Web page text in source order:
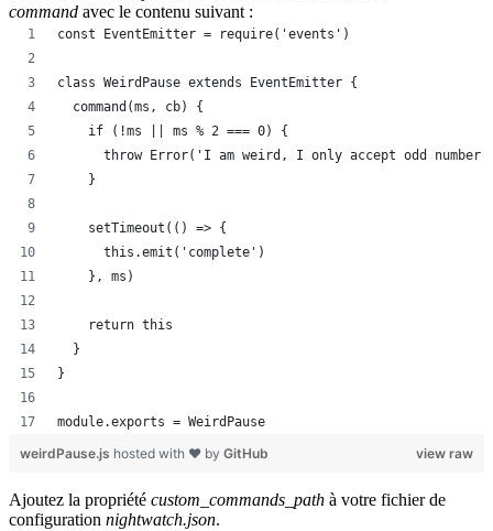
command avec le contenu suivant :
const EventEmitter = require('events')
class WeirdPause extends EventEmitter {
  command(ms, cb) {
    if (!ms || ms % 2 === 0) {
throw Error('I am weird, I only accept odd
    }
    setTimeout(() => {
      this.emit('complete')
    }, ms)
    return this
  }
}
module.exports = WeirdPause
view raw
weirdPause.js hosted with ❤ by GitHub
Ajoutez la propriété custom_commands_path à votre fichier de
configuration nightwatch.json.